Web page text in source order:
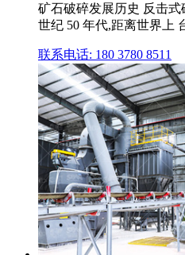
矿石破碎发展历史 反击
世纪 50 年代,距离世界上
联系电话: 180 3780 8511